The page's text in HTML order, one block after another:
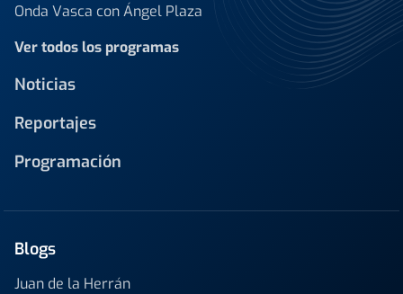
Onda Vasca con Ángel Plaza
Ver todos los programas
Noticias
Reportajes
Programación
Blogs
Juan de la Herrán